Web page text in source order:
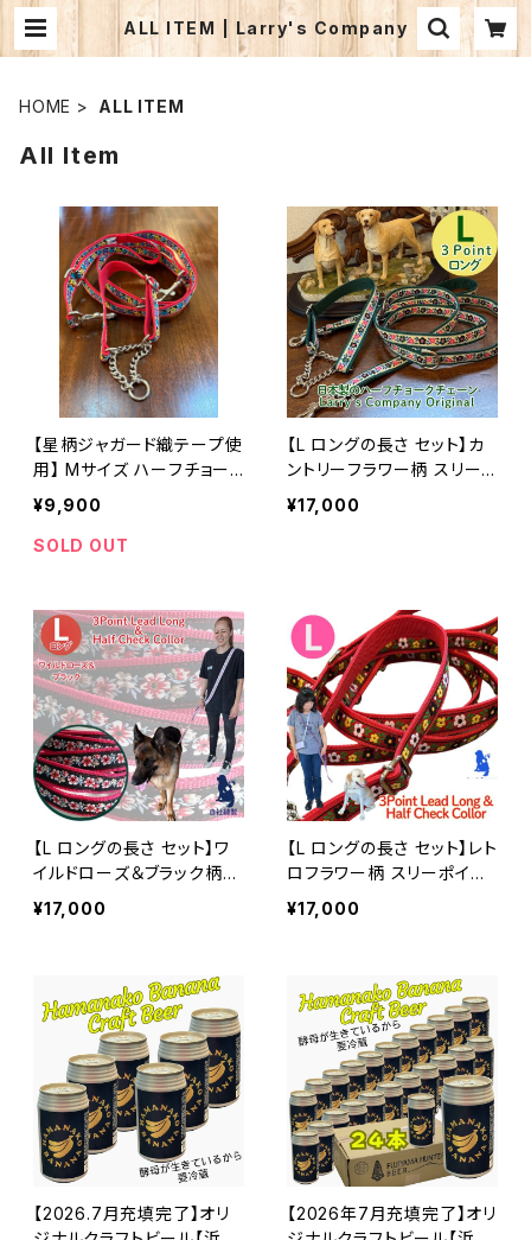
ALL ITEM | Larry's Company
HOME ALL ITEM
All Item
【星柄ジャガード織テープ使
用】 Mサイズ ハーフチョー
クカラーとハンドルリードの
セット 裏テープはお好みの
色で ハーフチョークカラ
¥9,900
SOLD OUT
【L ロングの長さ セット】カ
ントリーフラワー柄 スリー
ポイントリード＆ハーフチョ
ークカラー セット ゴールデ
製 オーダーメイド｜ラリー
ズカンパニー
¥17,000
【L ロングの長さ セット】ワ
イルドローズ＆ブラック柄
スリーポイントリード＆ハー
フチョークカラー セット ゴ
すめ！ しつけもおしゃれも
叶える ハーフチョークカラ
ー 日本製 オーダーメイド
｜ラリーズカンパニー
¥17,000
【L ロングの長さ セット】レト
ロフラワー柄 スリーポイン
トリード＆ハーフチョークカ
ラー セット ゴールデン・レト
チョークカラー 日本製 オー
ダーメイド｜ラリーズカンパ
ニー
¥17,000
【2026.7月充填完了】オリ
【2026年7月充填完了】オリ